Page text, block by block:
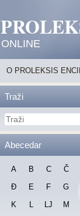
ONLINE
O PROLEKSIS
Traži
Abecedar
A B C Č
Đ
E F G
K
L LJ M